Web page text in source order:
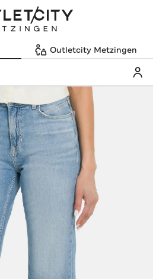
Outletcity Metzingen